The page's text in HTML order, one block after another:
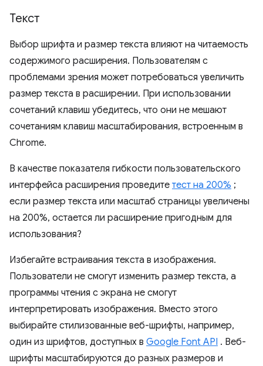
Текст
Выбор шрифта и размер текста влияют на читаемость
содержимого расширения. Пользователям с
проблемами зрения может потребоваться увеличить
размер текста в расширении. При использовании
сочетаний клавиш убедитесь, что они не мешают
сочетаниям клавиш масштабирования, встроенным в
Chrome.
В качестве показателя гибкости пользовательского
интерфейса расширения проведите тест на 200% ;
если размер текста или масштаб страницы увеличены
на 200%, остается ли расширение пригодным для
использования?
Избегайте встраивания текста в изображения.
Пользователи не смогут изменить размер текста, а
программы чтения с экрана не смогут
интерпретировать изображения. Вместо этого
выбирайте стилизованные веб-шрифты, например,
один из шрифтов, доступных в Google Font API . Веб-
шрифты масштабируются до разных размеров и